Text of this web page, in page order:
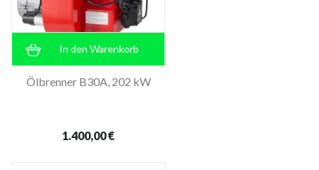
In den Warenkorb
Ölbrenner B30A, 202 kW
1.400,00 €